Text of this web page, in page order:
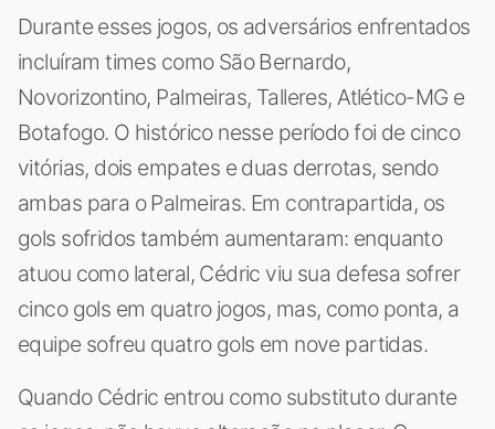
Durante esses jogos, os adversários enfrentados
incluíram times como São Bernardo,
Novorizontino, Palmeiras, Talleres, Atlético-MG e
Botafogo. O histórico nesse período foi de cinco
vitórias, dois empates e duas derrotas, sendo
ambas para o Palmeiras. Em contrapartida, os
gols sofridos também aumentaram: enquanto
atuou como lateral, Cédric viu sua defesa sofrer
cinco gols em quatro jogos, mas, como ponta, a
equipe sofreu quatro gols em nove partidas.
Quando Cédric entrou como substituto durante